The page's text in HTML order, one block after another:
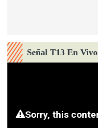
Señal T13 En Vivo